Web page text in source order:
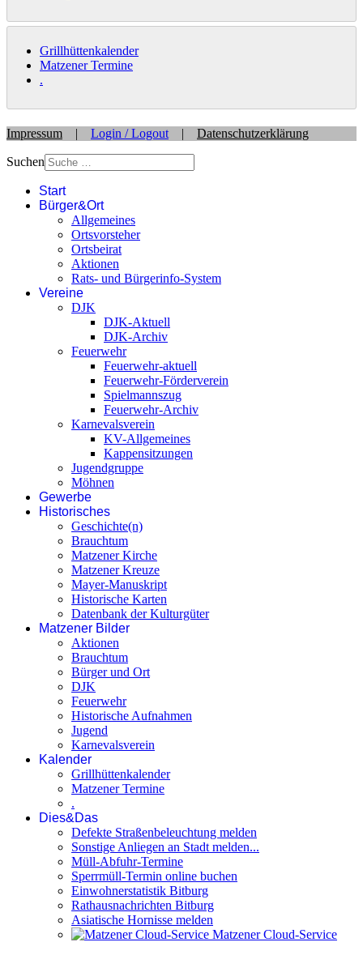
Grillhüttenkalender
Matzener Termine
.
Impressum | Login / Logout | Datenschutzerklärung
Suchen
Start
Bürger&Ort
Allgemeines
Ortsvorsteher
Ortsbeirat
Aktionen
Rats- und Bürgerinfo-System
Vereine
DJK
DJK-Aktuell
DJK-Archiv
Feuerwehr
Feuerwehr-aktuell
Feuerwehr-Förderverein
Spielmannszug
Feuerwehr-Archiv
Karnevalsverein
KV-Allgemeines
Kappensitzungen
Jugendgruppe
Möhnen
Gewerbe
Historisches
Geschichte(n)
Brauchtum
Matzener Kirche
Matzener Kreuze
Mayer-Manuskript
Historische Karten
Datenbank der Kulturgüter
Matzener Bilder
Aktionen
Brauchtum
Bürger und Ort
DJK
Feuerwehr
Historische Aufnahmen
Jugend
Karnevalsverein
Kalender
Grillhüttenkalender
Matzener Termine
.
Dies&Das
Defekte Straßenbeleuchtung melden
Sonstige Anliegen an Stadt melden...
Müll-Abfuhr-Termine
Sperrmüll-Termin online buchen
Einwohnerstatistik Bitburg
Rathausnachrichten Bitburg
Asiatische Hornisse melden
Matzener Cloud-Service